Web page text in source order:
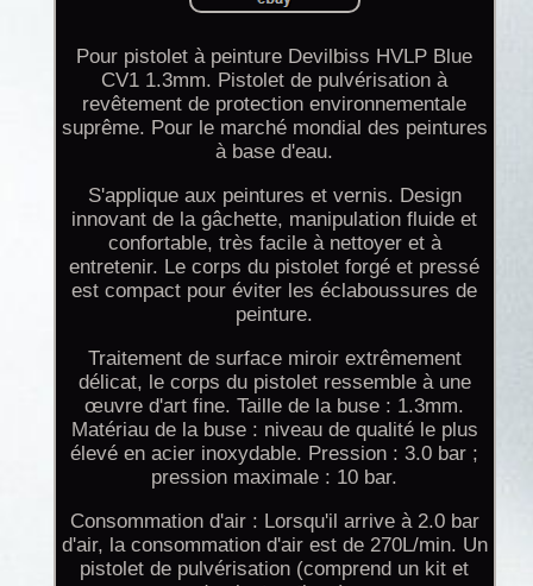
Pour pistolet à peinture Devilbiss HVLP Blue
CV1 1.3mm. Pistolet de pulvérisation à
revêtement de protection environnementale
suprême. Pour le marché mondial des peintures
à base d'eau.
S'applique aux peintures et vernis. Design
innovant de la gâchette, manipulation fluide et
confortable, très facile à nettoyer et à
entretenir. Le corps du pistolet forgé et pressé
est compact pour éviter les éclaboussures de
peinture.
Traitement de surface miroir extrêmement
délicat, le corps du pistolet ressemble à une
œuvre d'art fine. Taille de la buse : 1.3mm.
Matériau de la buse : niveau de qualité le plus
élevé en acier inoxydable. Pression : 3.0 bar ;
pression maximale : 10 bar.
Consommation d'air : Lorsqu'il arrive à 2.0 bar
d'air, la consommation d'air est de 270L/min. Un
pistolet de pulvérisation (comprend un kit et